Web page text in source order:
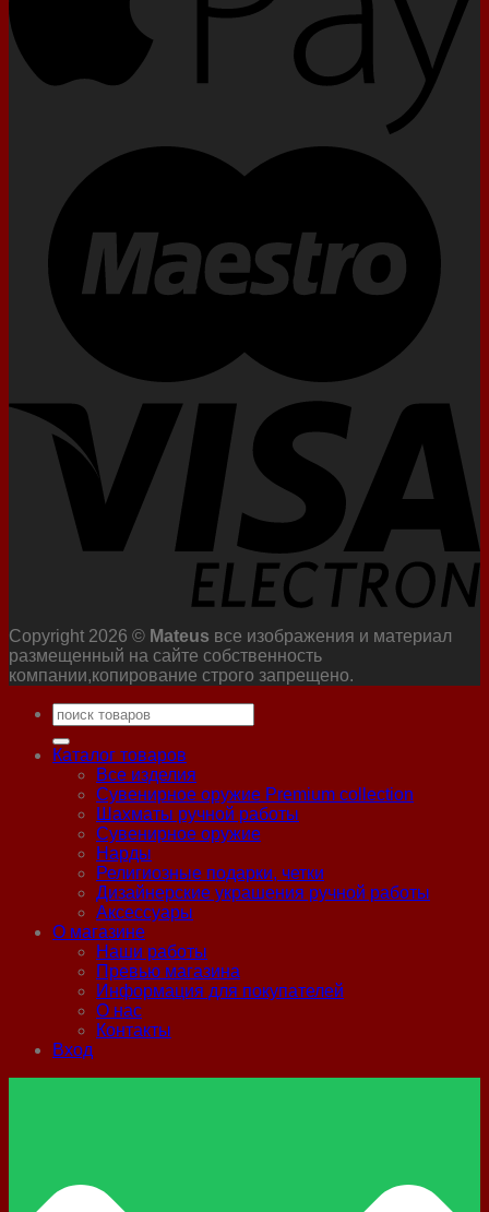
Copyright 2026 © Mateus все изображения и материал
размещенный на сайте собственность
компании,копирование строго запрещено.
Искать:
Каталог товаров
Все изделия
Сувенирное оружие Premium collection
Шахматы ручной работы
Сувенирное оружие
Нарды
Религиозные подарки, четки
Дизайнерские украшения ручной работы
Аксессуары
О магазине
Наши работы
Превью магазина
Информация для покупателей
О нас
Контакты
Вход